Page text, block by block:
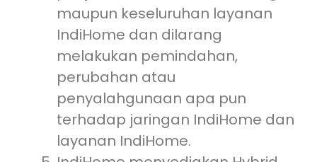
maupun keseluruhan layanan
IndiHome dan dilarang
melakukan pemindahan,
perubahan atau
penyalahgunaan apa pun
terhadap jaringan IndiHome dan
layanan IndiHome.